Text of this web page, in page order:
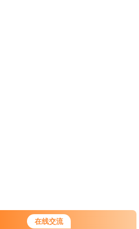
在线交流